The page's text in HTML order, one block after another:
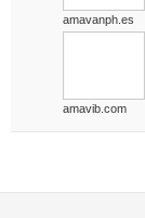
amavanph.es
amavib.com